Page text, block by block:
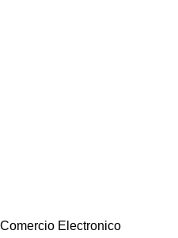
Comercio Electronico